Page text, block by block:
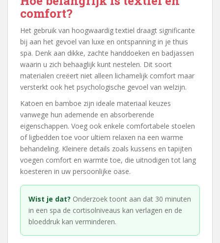
comfort?
Het gebruik van hoogwaardig textiel draagt significante
bij aan het gevoel van luxe en ontspanning in je thuis
spa. Denk aan dikke, zachte handdoeken en badjassen
waarin u zich behaaglijk kunt nestelen. Dit soort
materialen creëert niet alleen lichamelijk comfort maar
versterkt ook het psychologische gevoel van welzijn.
Katoen en bamboe zijn ideale materiaal keuzes
vanwege hun ademende en absorberende
eigenschappen. Voeg ook enkele comfortabele stoelen
of ligbedden toe voor ultiem relaxen na een warme
behandeling. Kleinere details zoals kussens en tapijten
voegen comfort en warmte toe, die uitnodigen tot lang
koesteren in uw persoonlijke oase.
Wist je dat? Onderzoek toont aan dat 30 minuten
in een spa de cortisolniveaus kan verlagen en de
bloeddruk kan verminderen.